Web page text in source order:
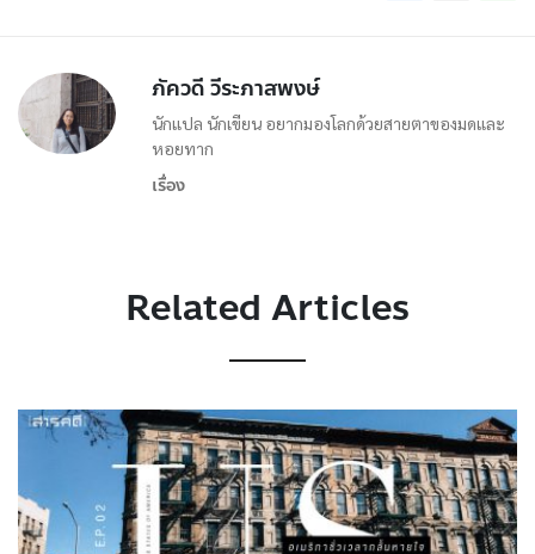
ภัควดี วีระภาสพงษ์
นักแปล นักเขียน อยากมองโลกด้วยสายตาของมดและ
หอยทาก
เรื่อง
Related Articles